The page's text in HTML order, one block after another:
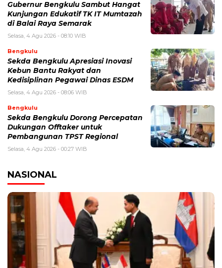
Gubernur Bengkulu Sambut Hangat
Kunjungan Edukatif TK IT Mumtazah
di Balai Raya Semarak
Selasa, 4 Agu 2026 - 08:10 WIB
Bengkulu
Sekda Bengkulu Apresiasi Inovasi
Kebun Bantu Rakyat dan
Kedisiplinan Pegawai Dinas ESDM
Selasa, 4 Agu 2026 - 08:06 WIB
Bengkulu
Sekda Bengkulu Dorong Percepatan
Dukungan Offtaker untuk
Pembangunan TPST Regional
Selasa, 4 Agu 2026 - 00:27 WIB
NASIONAL